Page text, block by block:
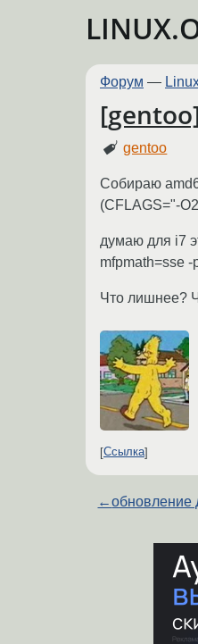
Форум —
gentoo
Собираю
(CFLAGS="-
думаю для i7
mfpmath=sse
Что лишнее?
Ссылка
←обновление